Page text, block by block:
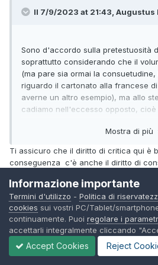
Il 7/9/2023 at 21:43, Augustus
Sono d'accordo sulla pretestuosità
soprattutto considerando che il
(ma pare sia ormai la
riguardo il cartonato alla francese
averne un altro esempio), ma allo
cadiamo nell'eccesso opposto,
"settarismo" che si occupa di
Mostra di più
Ti assicuro che il diritto di critica qui è
conseguenza c'è anche il diritto di
Bonelli che tremano temendo che non
post sul TWF😄).
Il punto, poi, non è dare patenti di
fermamente che un appassionato di
provi gioia nel poter inaspettatamente
Bonelli padre. In questa discussione
prevalere in qualcuno più la passione
Informazione importante
Termini d'utilizzo - Politica di
cookies sui vostri PC/Tablet/
continuamente. Puoi regolare i
accettarli integralmente cliccando
Accept Cookies Reject